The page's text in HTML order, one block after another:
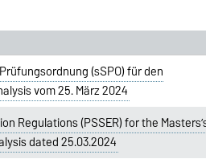
(sSPO) für den
vom 25. März 2024
Regulations (PSSER) for the
dated 25.03.2024